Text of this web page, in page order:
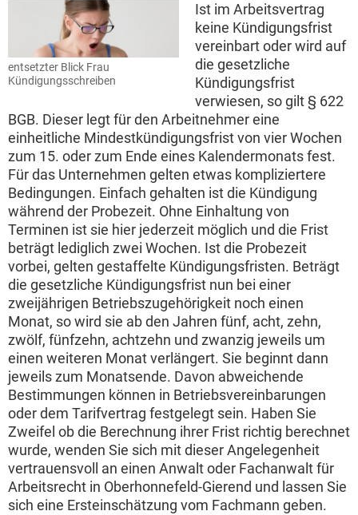
entsetzter Blick Frau
Kündigungsschreiben
Ist im Arbeitsvertrag
keine Kündigungsfrist
vereinbart oder wird auf
die gesetzliche
Kündigungsfrist
verwiesen, so gilt § 622
BGB. Dieser legt für den Arbeitnehmer eine
einheitliche Mindestkündigungsfrist von vier Wochen
zum 15. oder zum Ende eines Kalendermonats fest.
Für das Unternehmen gelten etwas kompliziertere
Bedingungen. Einfach gehalten ist die Kündigung
während der Probezeit. Ohne Einhaltung von
Terminen ist sie hier jederzeit möglich und die Frist
beträgt lediglich zwei Wochen. Ist die Probezeit
vorbei, gelten gestaffelte Kündigungsfristen. Beträgt
die gesetzliche Kündigungsfrist nun bei einer
zweijährigen Betriebszugehörigkeit noch einen
Monat, so wird sie ab den Jahren fünf, acht, zehn,
zwölf, fünfzehn, achtzehn und zwanzig jeweils um
einen weiteren Monat verlängert. Sie beginnt dann
jeweils zum Monatsende. Davon abweichende
Bestimmungen können in Betriebsvereinbarungen
oder dem Tarifvertrag festgelegt sein. Haben Sie
Zweifel ob die Berechnung ihrer Frist richtig berechnet
wurde, wenden Sie sich mit dieser Angelegenheit
vertrauensvoll an einen Anwalt oder Fachanwalt für
Arbeitsrecht in Oberhonnefeld-Gierend und lassen Sie
sich eine Ersteinschätzung vom Fachmann geben.